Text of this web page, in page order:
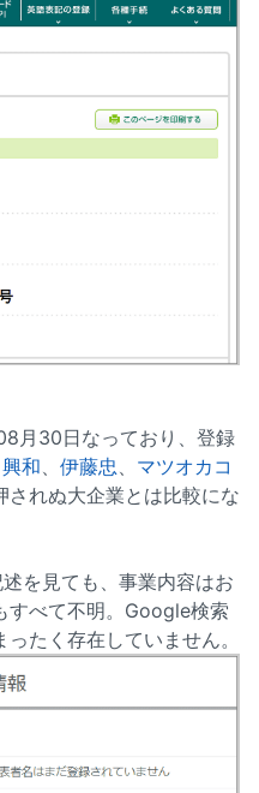
月30日なっており、登録
興和、 伊藤忠、 マツオカコ
されぬ大企業とは比較にな
を見ても、事業内容はお
すべて不明。Google検索
たく存在していません。